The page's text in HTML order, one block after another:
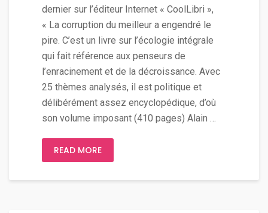
dernier sur l’éditeur Internet « CoolLibri »,
« La corruption du meilleur a engendré le
pire. C’est un livre sur l’écologie intégrale
qui fait référence aux penseurs de
l’enracinement et de la décroissance. Avec
25 thèmes analysés, il est politique et
délibérément assez encyclopédique, d’où
son volume imposant (410 pages) Alain …
READ MORE